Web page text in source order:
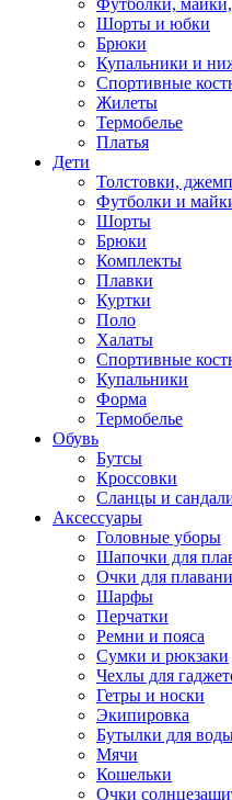
Шорты и юбки
Брюки
Купальники и
Спортивные
Жилеты
Термобелье
Платья
Дети
Толстовки,
Футболки и
Шорты
Брюки
Комплекты
Плавки
Куртки
Поло
Халаты
Спортивные
Купальники
Форма
Термобелье
Обувь
Бутсы
Кроссовки
Сланцы и
Аксессуары
Головные уборы
Шапочки для
Очки для
Шарфы
Перчатки
Ремни и пояса
Сумки и рюкзаки
Чехлы для
Гетры и носки
Экипировка
Бутылки для
Мячи
Кошельки
Очки